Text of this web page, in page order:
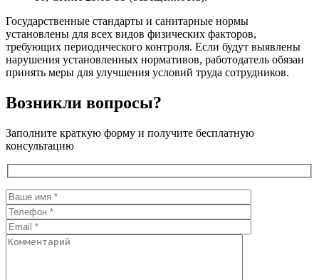
Государственные стандарты и санитарные нормы
установлены для всех видов физических факторов,
требующих периодического контроля. Если будут выявлены
нарушения установленных нормативов, работодатель обязан
принять меры для улучшения условий труда сотрудников.
Возникли вопросы?
Заполните краткую форму и получите бесплатную
консультацию